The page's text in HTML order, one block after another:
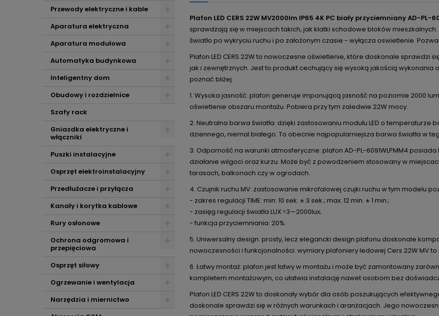
Przewody elektryczne i kable
Aparatura elektryczna
Aparatura modułowa
Automatyka budynkowa
Inteligentny dom
Obudowy i rozdzielnice
Szafy rack
Gniazdka elektryczne i
włączniki
Puszki instalacyjne
Osprzęt elektroinstalacyjny
Przedłużacze i przyłącza
Kanały i korytka kablowe
Rury osłonowe
Ochrona odgromowa i
przepięciowa
Osprzęt siłowy
Ogrzewanie i wentylacja
Narzędzia i miernictwo
Plafon LED CERS 22W MV2000lm IP65 4K PC biały przyciemniany AD-PL-
sprawdzają się w miejscach takich, jak klatki schodowe bloków
światło po wykryciu ruchu i po założonym czasie - wyłącza oswietlenie.
Plafon LED CERS 22W to nowoczesne oświetlenie, które doskonale sprawdzi
jak i zewnętrznych. Jest to produkt cechujący się wysoką jakością
poznać bliżej:
1. Wysoka jasność: plafon generuje imponującą jasność na poziomie 2000
oświetlenie obszaru montażu. Pobiera przy tym zaledwie 22W mocy.
2. Neutralna barwa światła: dzięki zastosowaniu modułu LED o temperaturze
dziennego, niemal białego. To obecnie najpopularniejsza barwa światła w
3. Odporność na warunki atmosferyczne: plafon AD-PL-6091WLPMM4
działanie wilgoci oraz kurzu. Może być z powodzeniem stosowany w
tarasach, balkonach czy w ogrodach.
4. Czujnik ruchu MV: zastosowanie mikrofalowej czujki ruchu w tym modelu
- zakres regulacji TIME: min: 10 sek. ± 3 sek.; max: 12 min. ± 1 min.;
- zasięg regulacji światła LUX:<3—2000lux;
- funkcja przyciemniania: 20%.
5. Uniwersalny design: prosty, lecz elegancki design plafonu doskonale
nowoczesności i funkcjonalności. wymiary plafoniery ledowej Cers 22W MV to
6. Łatwy montaż: plafon jest łatwy w montażu i może być zamontowany
kompletem montażowym, co ułatwia instalację nawet osobom bez
Plafon LED CERS 22W to doskonały wybór dla osób poszukujących
doskonale sprawdzi się w różnych warunkach i aranżacjach. Jego